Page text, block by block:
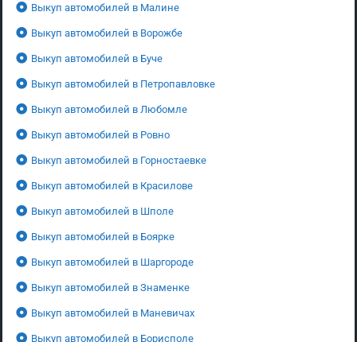
Выкуп автомобилей в Малине
Выкуп автомобилей в Ворожбе
Выкуп автомобилей в Буче
Выкуп автомобилей в Петропавловке
Выкуп автомобилей в Любомле
Выкуп автомобилей в Ровно
Выкуп автомобилей в Горностаевке
Выкуп автомобилей в Красилове
Выкуп автомобилей в Шполе
Выкуп автомобилей в Боярке
Выкуп автомобилей в Шаргороде
Выкуп автомобилей в Знаменке
Выкуп автомобилей в Маневичах
Выкуп автомобилей в Борисполе